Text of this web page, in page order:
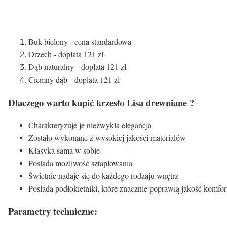
Buk bielony - cena standardowa
Orzech - dopłata 121 zł
Dąb naturalny - dopłata 121 zł
Ciemny dąb - dopłata 121 zł
Dlaczego warto kupić krzesło Lisa drewniane ?
Charakteryzuje je niezwykła elegancja
Zostało wykonane z wysokiej jakości materiałów
Klasyka sama w sobie
Posiada możliwość sztaplowania
Świetnie nadaje się do każdego rodzaju wnętrz
Posiada podłokietniki, które znacznie poprawią jakość
Parametry techniczne: